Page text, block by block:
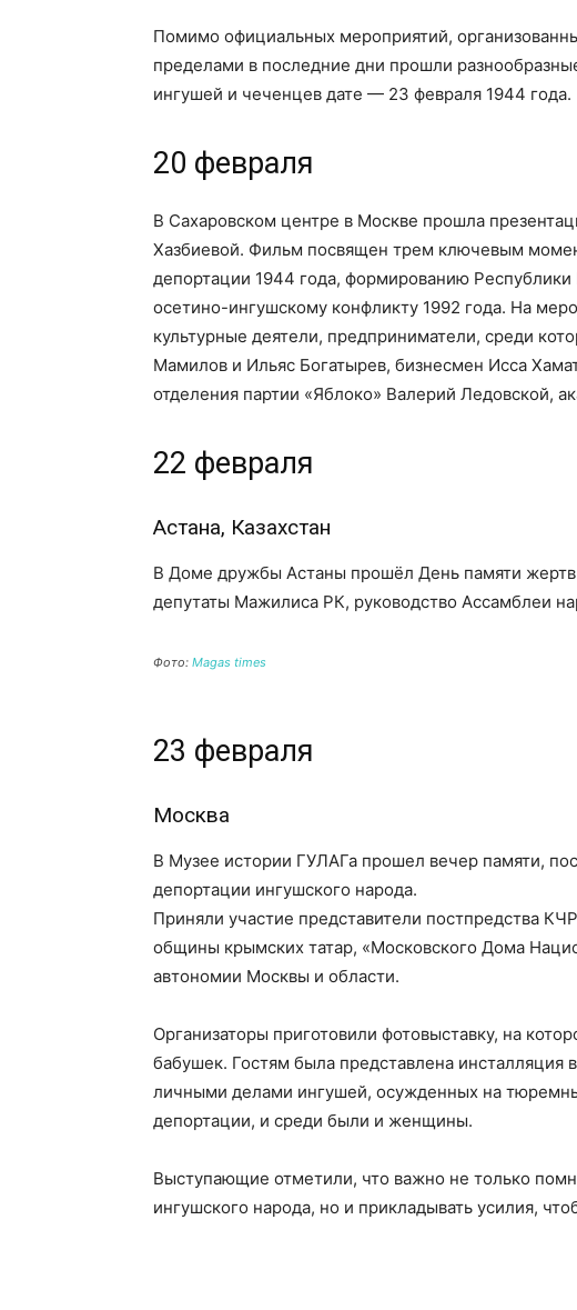
Помимо официальных мероприятий,
пределами в последние дни прошли
ингушей и чеченцев дате — 23 февраля 1944 года.
20 февраля
В Сахаровском центре в Москве прошла
Хазбиевой. Фильм посвящен трем ключевым
депортации 1944 года, формированию
осетино-ингушскому конфликту 1992 года. На
культурные деятели, предприниматели, среди
Мамилов и Ильяс Богатырев, бизнесмен Исса
отделения партии «Яблоко» Валерий Ледовской,
22 февраля
Астана, Казахстан
В Доме дружбы Астаны прошёл День памяти
депутаты Мажилиса РК, руководство Ассамблеи
Фото: Magas times
23 февраля
Москва
В Музее истории ГУЛАГа прошел вечер памяти,
депортации ингушского народа.
Приняли участие представители постпредства
общины крымских татар, «Московского Дома
автономии Москвы и области.
Организаторы приготовили фотовыставку, на
бабушек. Гостям была представлена инсталляция
личными делами ингушей, осужденных на
депортации, и среди были и женщины.
Выступающие отметили, что важно не только
ингушского народа, но и прикладывать усилия,